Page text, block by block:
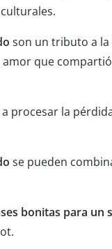
son un tributo a la
que
procesar la
se pueden
bonitas para un